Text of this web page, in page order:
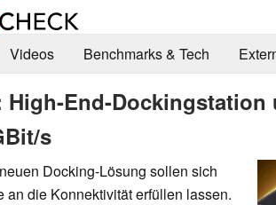
Videos Benchmarks & Tech
High-End-Dockingstation
s
Docking-Lösung sollen sich
an die Konnektivität erfüllen lassen.